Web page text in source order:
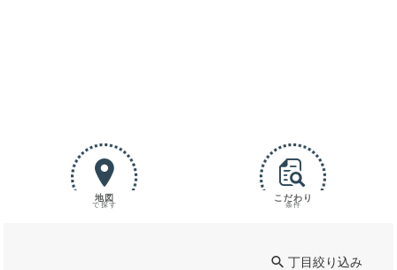
地図
で探す
こだわり
条件
丁目絞り込み